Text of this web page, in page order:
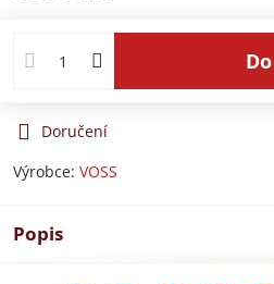
Doručení
Výrobce: VOSS
Popis